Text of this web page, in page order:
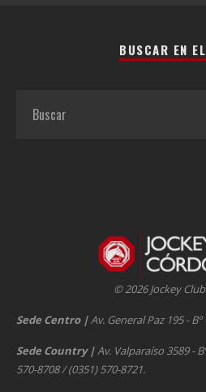
BUSCAR EN
© 2026 Jockey
Sede Centro |Av. General Paz 195 -
Sede Country |Av. Valparaíso 3589 -
570-8708 / (0351) 570-8721.